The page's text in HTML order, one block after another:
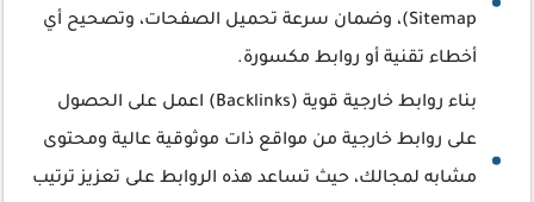
Sitemap)، وضمان سرعة تحميل الصفحات، وتصحيح أي
أخطاء تقنية أو روابط مكسورة.
بناء روابط خارجية قوية (Backlinks) اعمل على الحصول
على روابط خارجية من مواقع ذات موثوقية عالية ومحتوى
مشابه لمجالك، حيث تساعد هذه الروابط على تعزيز ترتيب